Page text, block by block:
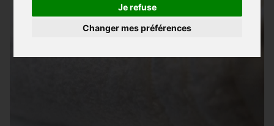
Je refuse
Changer mes préférences